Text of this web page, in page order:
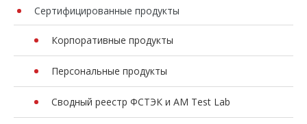
Сертифицированные продукты
Корпоративные продукты
Персональные продукты
Сводный реестр ФСТЭК и AM Test Lab